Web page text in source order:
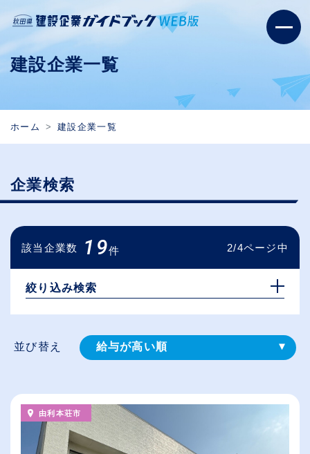
建設企業一覧
ホーム 建設企業一覧
企業検索
該当企業数 19件 2/4ページ中
絞り込み検索
並び替え 給与が高い順
従業員が多い順
休日数が多い順
由利本荘市